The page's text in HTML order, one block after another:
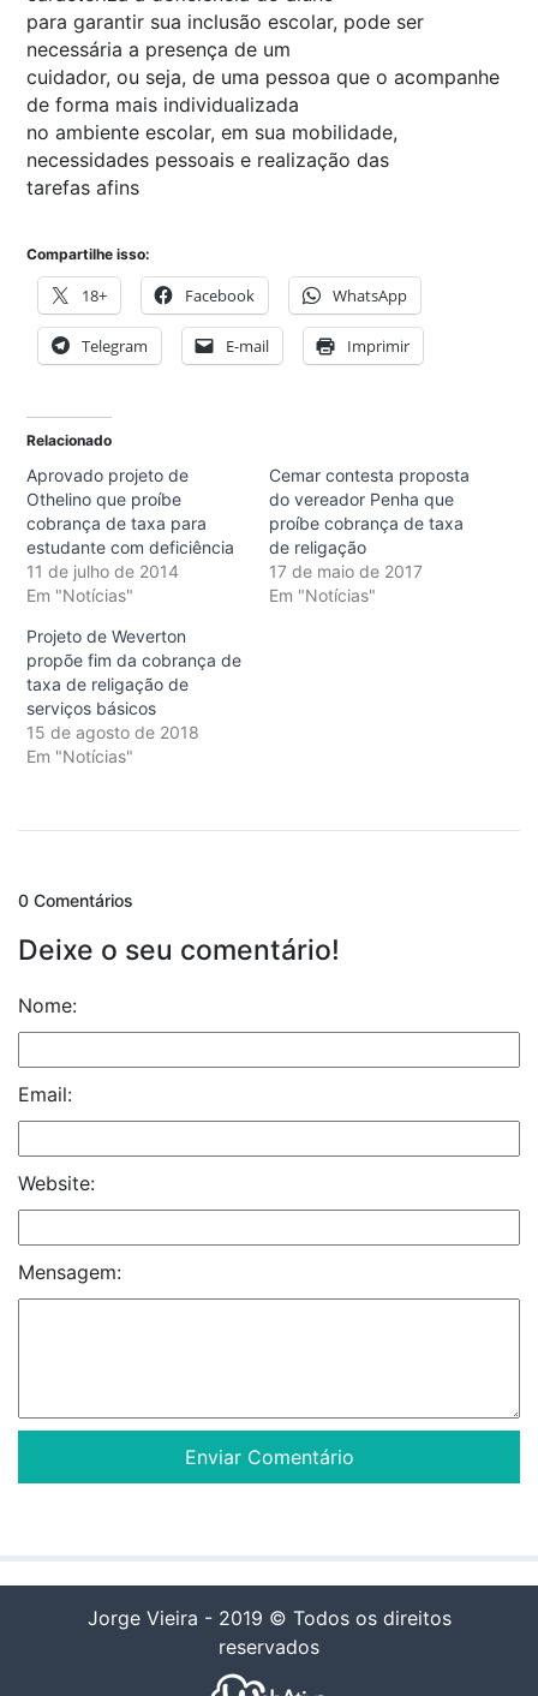
para garantir sua inclusão escolar, pode ser
necessária a presença de um
cuidador, ou seja, de uma pessoa que o acompanhe
de forma mais individualizada
no ambiente escolar, em sua mobilidade,
necessidades pessoais e realização das
tarefas afins
Compartilhe isso:
18+ Facebook WhatsApp
Telegram E-mail Imprimir
Relacionado
Aprovado projeto de
Othelino que proíbe
cobrança de taxa para
estudante com deficiência
11 de julho de 2014
Em "Notícias"
Cemar contesta proposta
do vereador Penha que
proíbe cobrança de taxa
de religação
17 de maio de 2017
Em "Notícias"
Projeto de Weverton
propõe fim da cobrança de
taxa de religação de
serviços básicos
15 de agosto de 2018
Em "Notícias"
0 Comentários
Deixe o seu comentário!
Nome:
Email:
Website:
Mensagem:
Jorge Vieira - 2019 © Todos os direitos
reservados